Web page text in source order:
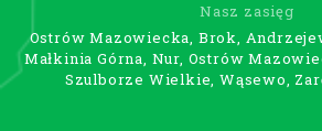
Nasz zasięg
Ostrów Mazowiecka, Brok,
Małkinia Górna, Nur, Ostrów
Szulborze Wielkie, Wąsewo,